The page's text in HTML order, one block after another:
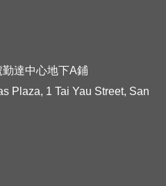
達中心地下A鋪
Plaza, 1 Tai Yau Street, San